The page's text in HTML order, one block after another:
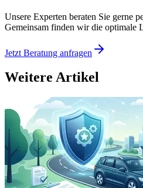
Unsere Experten beraten Sie gerne
Gemeinsam finden wir die optimale
Jetzt Beratung anfragen
Weitere Artikel